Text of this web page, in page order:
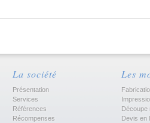
La société
Présentation
Services
Références
Récompenses
Les
Découpe
Devis en